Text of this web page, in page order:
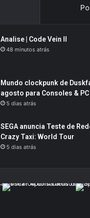
Analise | Code Vein II
48 minutos atrás
Mundo clockpunk de
agosto para Consoles & PC
5 dias atrás
SEGA anuncia Teste de
Crazy Taxi: World Tour
5 dias atrás